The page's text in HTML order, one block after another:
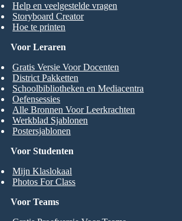
Help en veelgestelde vragen
Storyboard Creator
Hoe te printen
Voor Studenten
Mijn Klaslokaal
Photos For Class
Voor Leraren
Gratis Versie Voor Docenten
District Pakketten
Schoolbibliotheken en Mediacentra
Oefensessies
Alle Bronnen Voor Leerkrachten
Werkblad Sjablonen
Postersjablonen
Voor Teams